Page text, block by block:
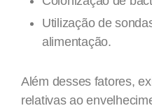
Utilização de
alimentação.
Além desses fatores,
relativas ao